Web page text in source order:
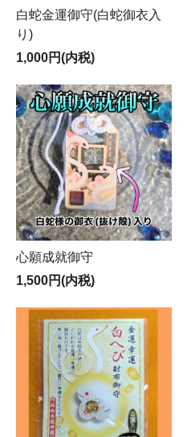
白蛇金運御守(白蛇御衣入
り)
1,000円(内税)
心願成就御守
1,500円(内税)